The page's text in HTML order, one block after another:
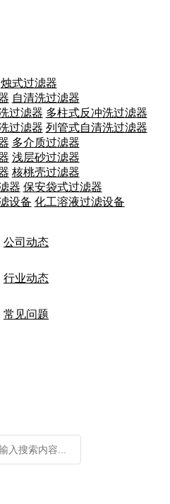
烛式过滤器
自清洗过滤器
多柱式反冲洗过滤器
列管式自清洗过滤器
多介质过滤器
浅层砂过滤器
核桃壳过滤器
保安袋式过滤器
化工溶液过滤设备
公司动态
行业动态
常见问题